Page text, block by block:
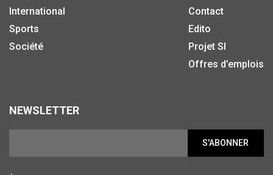
International
Sports
Société
Contact
Edito
Projet SI
Offres d’emplois
NEWSLETTER
S'ABONNER